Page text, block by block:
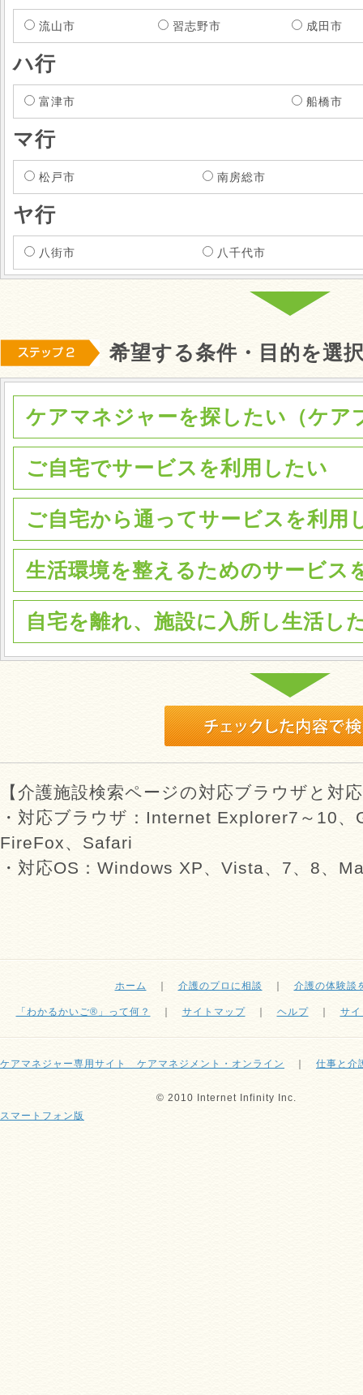
流山市 習志野市 成田市
ハ行
富津市 船橋市
マ行
松戸市 南房総市
ヤ行
八街市 八千代市
希望する条件・目的を選
ケアマネジャーを探したい（ケア
ご自宅でサービスを利用したい
ご自宅から通ってサービスを利用
生活環境を整えるためのサービス
自宅を離れ、施設に入所し生活し
【介護施設検索ページの対応ブラウザと対
・対応ブラウザ：Internet Explorer7～10
FireFox、Safari
・対応OS：Windows XP、Vista、7、8、
ホーム 介護のプロに相談 介護の体験談
「わかるかいご®」って何？ サイトマップ｜ ヘルプ｜ サ
ケアマネジャー専用サイト ケアマネジメント・オンライン 仕事と介
© 2010 Internet Infinity Inc.
スマートフォン版